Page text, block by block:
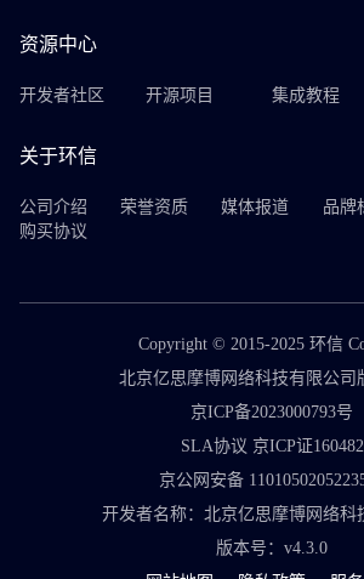
资源中心
开发者社区 开源项目 集成教程
关于环信
公司介绍 荣誉资质 媒体报道 品牌
购买协议
Copyright © 2015-2025 环信
北京亿思摩博网络科技有限公司
京ICP备2023000793号
SLA协议 京ICP证160482
京公网安备
开发者名称：北京亿思摩博网络科
版本号：v4.3.0